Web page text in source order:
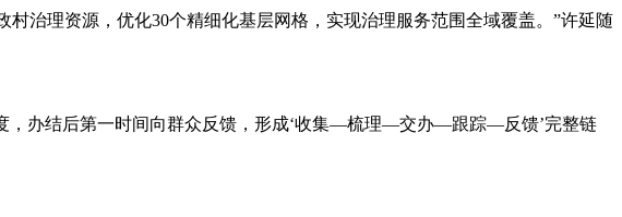
治理资源，优化30个精细化基层网格，实现治理服务范围全域覆盖。”许延随
办结后第一时间向群众反馈，形成‘收集—梳理—交办—跟踪—反馈’完整链